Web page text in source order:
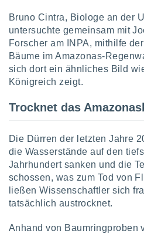
oder
um
dieser
und diese
Einige
eines
dem Sie
Bruno Cintra, Biologe an der
untersuchte gemeinsam mit
Forscher am INPA, mithilfe
Bäume im Amazonas-
sich dort ein ähnliches Bild
Königreich zeigt.
Trocknet das
Die Dürren der letzten Jahre
die Wasserstände auf den
Jahrhundert sanken und die
schossen, was zum Tod von
ließen Wissenschaftler sich
tatsächlich austrocknet.
Anhand von Baumringproben